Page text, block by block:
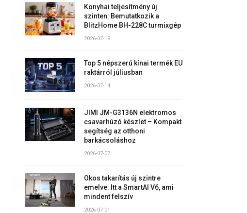
Konyhai teljesítmény új
szinten: Bemutatkozik a
BlitzHome BH-228C turmixgép
2026-07-19
Top 5 népszerű kínai termék EU
raktárról júliusban
2026-07-14
JIMI JM-G3136N elektromos
csavarhúzó készlet – Kompakt
segítség az otthoni
barkácsoláshoz
2026-07-07
Okos takarítás új szintre
emelve: Itt a SmartAI V6, ami
mindent felszív
2026-07-01